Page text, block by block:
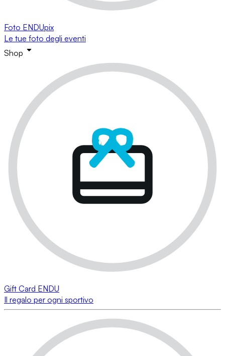
Foto ENDUpix
Le tue foto degli eventi
Shop
Gift Card ENDU
Il regalo per ogni sportivo